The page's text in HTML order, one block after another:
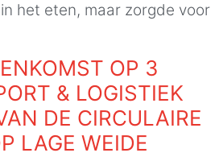
het eten, maar zorgde voor
OP 3
& LOGISTIEK
DE CIRCULAIRE
LAGE WEIDE